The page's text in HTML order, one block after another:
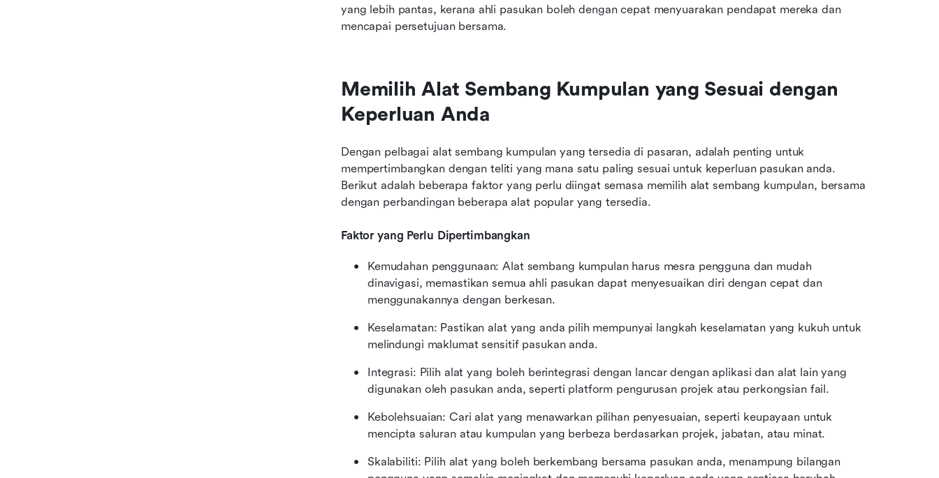
yang lebih pantas, kerana ahli pasukan boleh dengan cepat menyuarakan pendapat mereka dan
mencapai persetujuan bersama.
Memilih Alat Sembang Kumpulan yang Sesuai dengan
Keperluan Anda
Dengan pelbagai alat sembang kumpulan yang tersedia di pasaran, adalah penting untuk
mempertimbangkan dengan teliti yang mana satu paling sesuai untuk keperluan pasukan anda.
Berikut adalah beberapa faktor yang perlu diingat semasa memilih alat sembang kumpulan, bersama
dengan perbandingan beberapa alat popular yang tersedia.
Faktor yang Perlu Dipertimbangkan
Kemudahan penggunaan: Alat sembang kumpulan harus mesra pengguna dan mudah
dinavigasi, memastikan semua ahli pasukan dapat menyesuaikan diri dengan cepat dan
menggunakannya dengan berkesan.
Keselamatan: Pastikan alat yang anda pilih mempunyai langkah keselamatan yang kukuh untuk
melindungi maklumat sensitif pasukan anda.
Integrasi: Pilih alat yang boleh berintegrasi dengan lancar dengan aplikasi dan alat lain yang
digunakan oleh pasukan anda, seperti platform pengurusan projek atau perkongsian fail.
Kebolehsuaian: Cari alat yang menawarkan pilihan penyesuaian, seperti keupayaan untuk
mencipta saluran atau kumpulan yang berbeza berdasarkan projek, jabatan, atau minat.
Skalabiliti: Pilih alat yang boleh berkembang bersama pasukan anda, menampung bilangan